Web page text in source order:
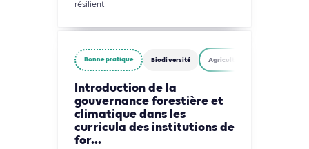
résilient
Bonne pratique Biodiversité Agriculture, Foresterie et
Introduction de la
gouvernance forestière et
climatique dans les
curricula des institutions de
for...